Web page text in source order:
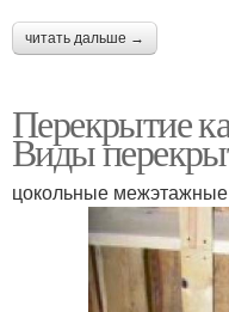
читать дальше →
Перекрытие
Виды
цокольные